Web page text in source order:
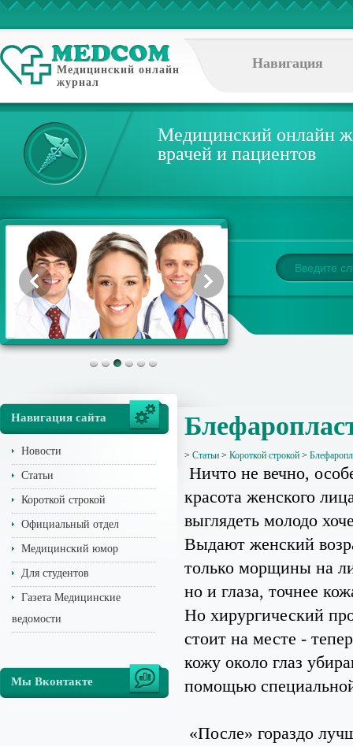
Медицинский онлайн
журнал
Навигация
Медицинский онлайн
врачей и пациентов
Навигация сайта
Новости
Статьи
Короткой строкой
Официальный отдел
Медицинский юмор
Для студентов
Газета Медицинские
ведомости
Мы Вконтакте
> Статьи > Короткой строкой >
Ничто не вечно,
красота женского
выглядеть молодо
Выдают женский
только морщины на
но и глаза, точнее
Но хирургический
стоит на месте -
кожу около глаз
помощью
«После» гораздо